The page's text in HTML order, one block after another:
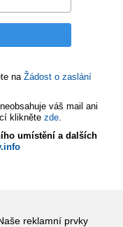
na Žádost o zaslání
váš mail ani
klikněte zde.
umístění a dalších
reklamní prvky